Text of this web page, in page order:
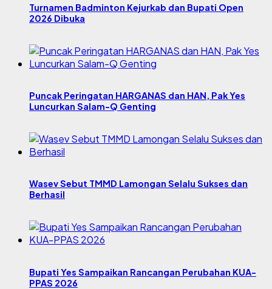
Turnamen Badminton Kejurkab dan Bupati Open
2026 Dibuka
Puncak Peringatan HARGANAS dan HAN, Pak Yes
Luncurkan Salam-Q Genting
Wasev Sebut TMMD Lamongan Selalu Sukses dan
Berhasil
Bupati Yes Sampaikan Rancangan Perubahan KUA-
PPAS 2026